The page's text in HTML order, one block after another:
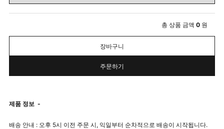
총 상품 금액 0 원
장바구니
주문하기
제품 정보 -
배송 안내 : 오후 5시 이전 주문 시, 익일부터 순차적으로 배송이 시작됩니다.